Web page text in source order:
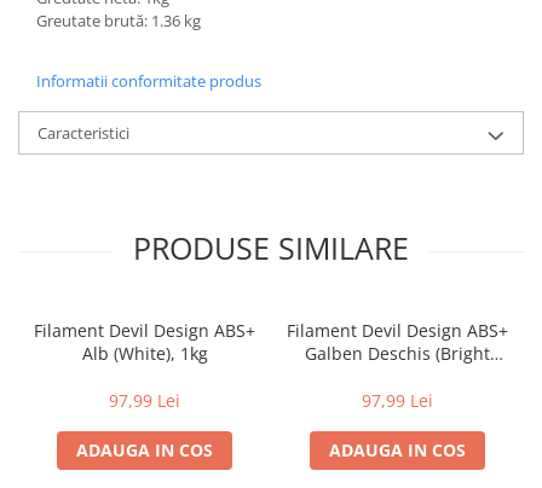
Greutate brută: 1.36 kg
Informatii conformitate produs
Caracteristici
PRODUSE SIMILARE
Filament Devil Design ABS+
Alb (White), 1kg
97,99 Lei
ADAUGA IN COS
Filament Devil Design ABS+
Galben Deschis (Bright
97,99 Lei
ADAUGA IN COS